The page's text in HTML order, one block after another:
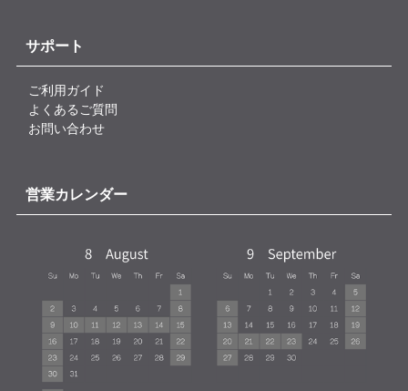
サポート
ご利用ガイド
よくあるご質問
お問い合わせ
営業カレンダー